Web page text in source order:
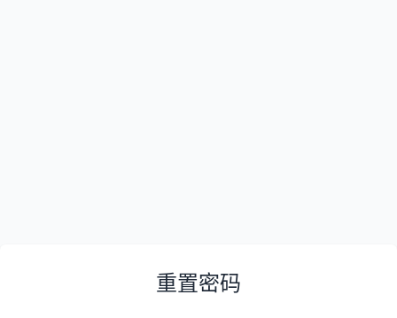
重置密码